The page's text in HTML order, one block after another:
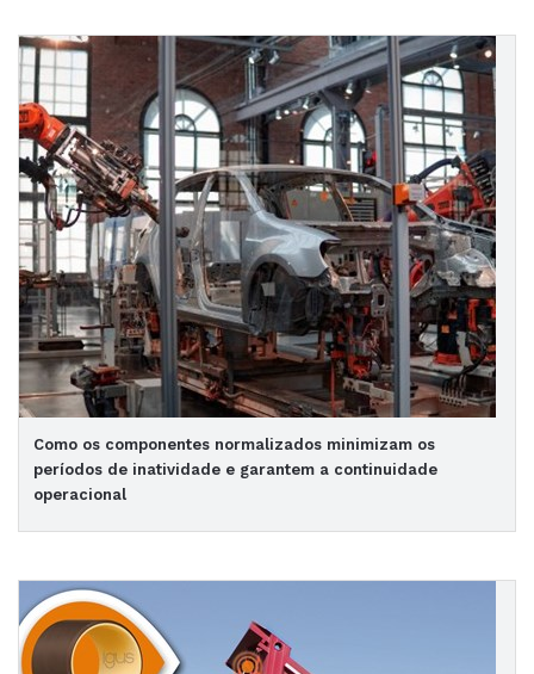
Como os componentes normalizados minimizam os
períodos de inatividade e garantem a continuidade
operacional